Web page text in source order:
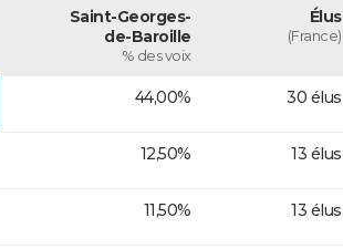
Saint-Georges-
de-Baroille
% des voix
Élus
(France)
44,00% 30 élus
12,50% 13 élus
11,50% 13 élus